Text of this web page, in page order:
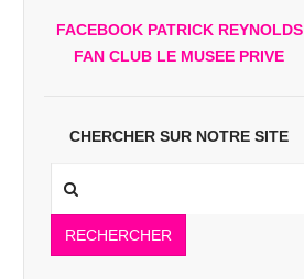
FACEBOOK PATRICK REYNOLDS
FAN CLUB LE MUSEE PRIVE
CHERCHER SUR NOTRE SITE
RECHERCHER